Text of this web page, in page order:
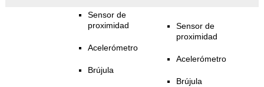
Sensor de
proximidad
Acelerómetro
Brújula
Sensor de
proximidad
Acelerómetro
Brújula